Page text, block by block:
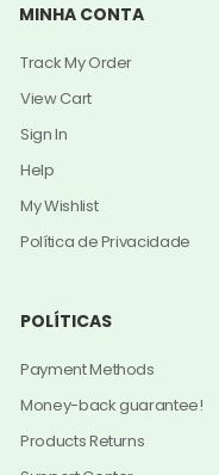
MINHA CONTA
Track My Order
View Cart
Sign In
Help
My Wishlist
Política de Privacidade
POLÍTICAS
Payment Methods
Money-back guarantee!
Products Returns